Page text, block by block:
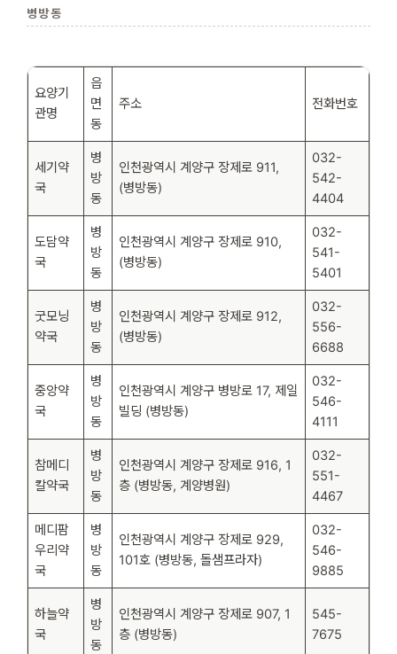
병방동
요양기
관명
읍
면
동
주소 전화번호
세기약
국
병
방
동
인천광역시 계양구 장제로 911,
(병방동)
032-
542-
4404
도담약
국
병
방
동
인천광역시 계양구 장제로 910,
(병방동)
032-
541-
5401
굿모닝
약국
병
방
동
인천광역시 계양구 장제로 912,
(병방동)
032-
556-
6688
중앙약
국
병
방
동
인천광역시 계양구 병방로 17, 제일
빌딩 (병방동)
032-
546-
4111
참메디
칼약국
병
방
동
인천광역시 계양구 장제로 916, 1
층 (병방동, 계양병원)
032-
551-
4467
메디팜
우리약
국
병
방
동
인천광역시 계양구 장제로 929,
101호 (병방동, 돌샘프라자)
032-
546-
9885
하늘약
국
병
방
동
인천광역시 계양구 장제로 907, 1
층 (병방동)
545-
7675